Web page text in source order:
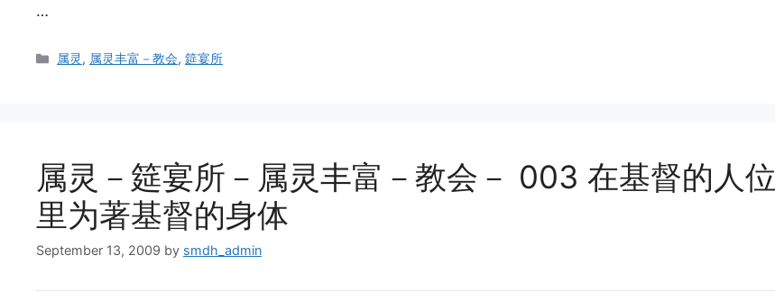
…
Categories
属灵, 属灵丰富－教会,筵宴所
属灵－筵宴所－属灵丰富－教会－ 003 在基督的人位
里为著基督的身体
September 13, 2009 by smdh_admin